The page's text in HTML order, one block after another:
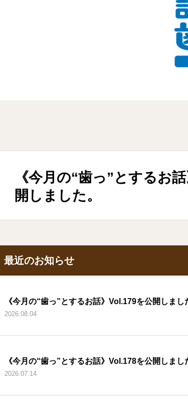
《今月の“歯っ”とするお
開しました。
最近のお知らせ
《今月の“歯っ”とするお話》Vol.179を公開しまし
2026.08.04
《今月の“歯っ”とするお話》Vol.178を公開しまし
2026.07.14